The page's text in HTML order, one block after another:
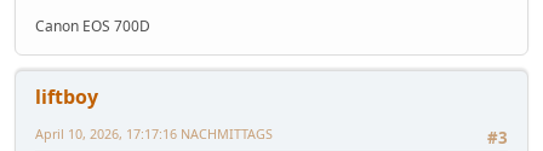
Canon EOS 700D
liftboy
#3
April 10, 2026, 17:17:16 NACHMITTAGS